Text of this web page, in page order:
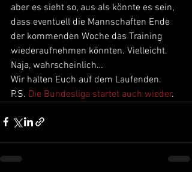
aber es sieht so, aus als könnte es sein,
dass eventuell die Mannschaften Ende
der kommenden Woche das Training
wiederaufnehmen könnten. Vielleicht.
Naja, wahrscheinlich…
Wir halten Euch auf dem Laufenden.
P.S. Die Bundesliga startet auch wieder.